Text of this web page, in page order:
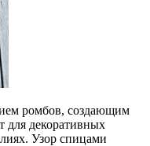
ромбов, создающим
для декоративных
Узор спицами